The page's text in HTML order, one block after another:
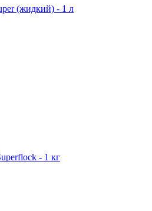
(жидкий) - 1 л
- 1 кг